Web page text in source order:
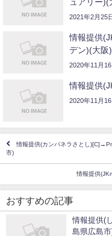
ュアリー)(
2021年2月25
情報提供
デン)(大阪)
2020年11月16
情報提供
2020年11月16
情報提供(カンパネラさとし
市)
情報提供
おすすめの記事
情報提供(
島県広島